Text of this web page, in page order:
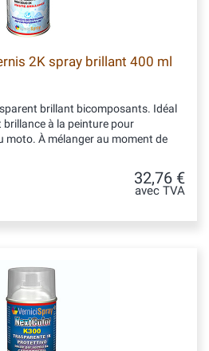
2K spray brillant 400 ml
brillant bicomposants. Idéal
à la peinture pour
moto. À mélanger au moment de
32,76 €
avec TVA